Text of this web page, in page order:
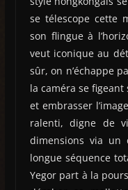
se télescope cette
son flingue à
veut iconique au
sûr, on n’échappe
la caméra se
et embrasser
ralenti, digne de
dimensions via
longue séquence
Yegor part à la